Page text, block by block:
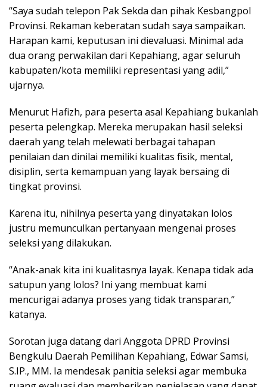
“Saya sudah telepon Pak Sekda dan pihak Kesbangpol
Provinsi. Rekaman keberatan sudah saya sampaikan.
Harapan kami, keputusan ini dievaluasi. Minimal ada
dua orang perwakilan dari Kepahiang, agar seluruh
kabupaten/kota memiliki representasi yang adil,”
ujarnya.
Menurut Hafizh, para peserta asal Kepahiang bukanlah
peserta pelengkap. Mereka merupakan hasil seleksi
daerah yang telah melewati berbagai tahapan
penilaian dan dinilai memiliki kualitas fisik, mental,
disiplin, serta kemampuan yang layak bersaing di
tingkat provinsi.
Karena itu, nihilnya peserta yang dinyatakan lolos
justru memunculkan pertanyaan mengenai proses
seleksi yang dilakukan.
“Anak-anak kita ini kualitasnya layak. Kenapa tidak ada
satupun yang lolos? Ini yang membuat kami
mencurigai adanya proses yang tidak transparan,”
katanya.
Sorotan juga datang dari Anggota DPRD Provinsi
Bengkulu Daerah Pemilihan Kepahiang, Edwar Samsi,
S.IP., MM. Ia mendesak panitia seleksi agar membuka